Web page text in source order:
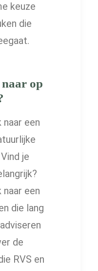
keuze
die
op
naar een
je
naar een
die lang
de
RVS en